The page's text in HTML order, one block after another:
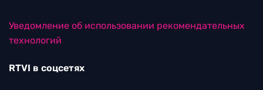
Уведомление об использовании рекомендательных
технологий
RTVI в соцсетях